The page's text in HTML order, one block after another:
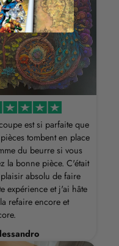
est si parfaite que
tombent en place
du beurre si vous
la bonne pièce. C'était
absolu de faire
expérience et j'ai hâte
refaire encore et